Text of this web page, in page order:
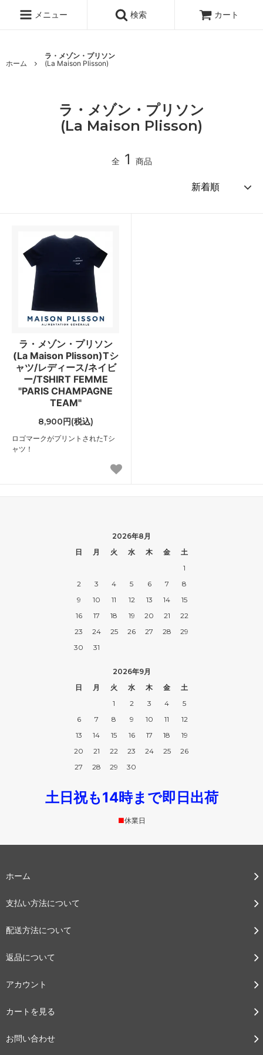
メニュー 検索 カート
ホーム
ラ・メゾン・プリソン
(La Maison Plisson)
ラ・メゾン・プリソン
(La Maison Plisson)
全 1 商品
ラ・メゾン・プリソン
(La Maison Plisson)Tシ
ャツ/レディース/ネイビ
ー/TSHIRT FEMME
"PARIS CHAMPAGNE
TEAM"
8,900円(税込)
ロゴマークがプリントされたTシ
ャツ！
2026年8月
日
月 火 水 木 金
土
1
2
3 4 5 6 7
8
9
10 11 12 13 14
15
16
17 18 19 20 21
22
23
24 25 26 27 28
29
30
31
2026年9月
日
月 火 水 木 金
土
1
2 3 4
5
6
7 8 9 10 11
12
13
14 15 16 17 18
19
20
21 22 23 24 25
26
27
28 29 30
土日祝も14時まで即日出荷
■休業日
ホーム
支払い方法について
配送方法について
返品について
アカウント
カートを見る
お問い合わせ